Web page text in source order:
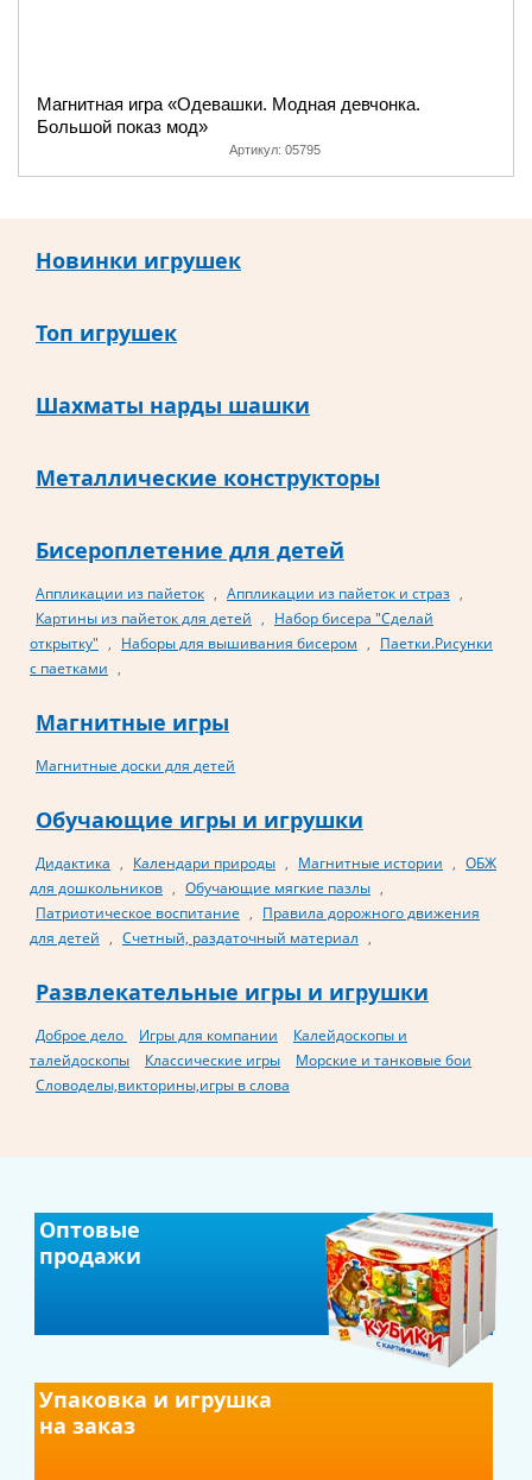
Магнитная игра «Одевашки. Модная девчонка.
Большой показ мод»
Артикул: 05795
Новинки игрушек
Топ игрушек
Шахматы нарды шашки
Металлические конструкторы
Бисероплетение для детей
Аппликации из пайеток , Аппликации из пайеток и страз ,
Картины из пайеток для детей , Набор бисера "Сделай
открытку" , Наборы для вышивания бисером , Паетки.Рисунки
с паетками ,
Магнитные игры
Магнитные доски для детей
Обучающие игры и игрушки
Дидактика , Календари природы , Магнитные истории , ОБЖ
для дошкольников , Обучающие мягкие пазлы ,
Патриотическое воспитание , Правила дорожного движения
для детей , Счетный, раздаточный материал ,
Развлекательные игры и игрушки
Доброе дело Игры для компании
Калейдоскопы и
талейдоскопы
Классические игры
Морские и танковые бои
Словоделы,викторины,игры в слова
Оптовые
продажи
Упаковка и игрушка
на заказ